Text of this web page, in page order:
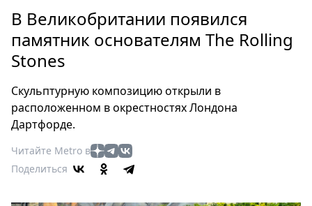
Россия
Мир
Туризм
Мода
Кино
Афиша
В Великобритании появился
памятник основателям The Rolling
Stones
Скульптурную композицию открыли в
расположенном в окрестностях Лондона
Дартфорде.
Читайте Metro в
Поделиться